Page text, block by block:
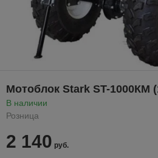
Мотоблок Stark ST-1000КМ
В наличии
Розница
2 140 руб.